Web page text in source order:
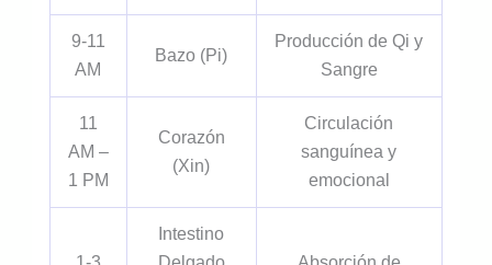
9-11
AM
Bazo (Pi)
Producción de Qi y
Sangre
11
AM –
1 PM
Corazón
(Xin)
Circulación
sanguínea y
emocional
Intestino